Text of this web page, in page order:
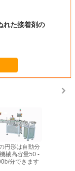
れた接着剤の
円形は自動分
械高容量50 -
分できます